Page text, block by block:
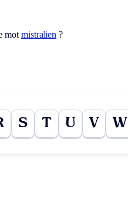
mot mistralien ?
S T U V W